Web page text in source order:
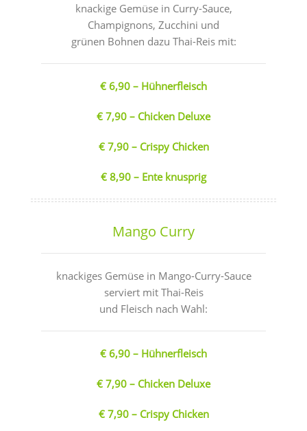
knackige Gemüse in Curry-Sauce,
Champignons, Zucchini und
grünen Bohnen dazu Thai-Reis mit:
€ 6,90 – Hühnerfleisch
€ 7,90 – Chicken Deluxe
€ 7,90 – Crispy Chicken
€ 8,90 – Ente knusprig
Mango Curry
knackiges Gemüse in Mango-Curry-Sauce
serviert mit Thai-Reis
und Fleisch nach Wahl:
€ 6,90 – Hühnerfleisch
€ 7,90 – Chicken Deluxe
€ 7,90 – Crispy Chicken